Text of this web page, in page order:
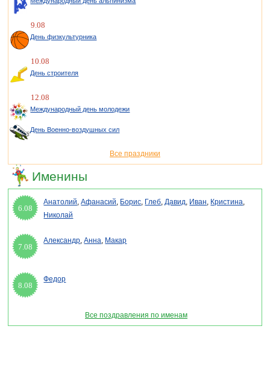
9.08
День физкультурника
10.08
День строителя
12.08
Международный день молодежи
День Военно-воздушных сил
Все праздники
Именины
6.08
Анатолий,Афанасий, Борис, Глеб,Давид, Иван, Кристина,
Николай
7.08
Александр,Анна, Макар
8.08
Федор
Все поздравления по именам